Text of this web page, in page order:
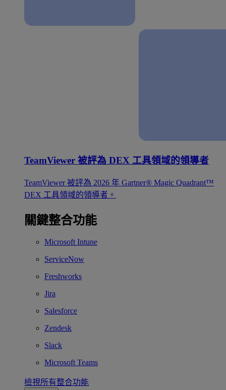
TeamViewer 被評為 DEX 工具領域的領導者
TeamViewer 被評為 2026 年 Gartner® Magic Quadrant™
DEX 工具領域的領導者。
關鍵整合功能
Microsoft Intune
ServiceNow
Freshworks
Jira
Salesforce
Zendesk
Slack
Microsoft Teams
檢視所有整合功能